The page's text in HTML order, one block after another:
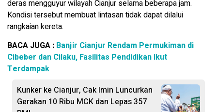
deras mengguyur wilayah Cianjur selama beberapa jam.
Kondisi tersebut membuat lintasan tidak dapat dilalui
rangkaian kereta.
BACA JUGA : Banjir Cianjur Rendam Permukiman di
Cibeber dan Cilaku, Fasilitas Pendidikan Ikut
Terdampak
Kunker ke Cianjur, Cak Imin Luncurkan
Gerakan 10 Ribu MCK dan Lepas 357